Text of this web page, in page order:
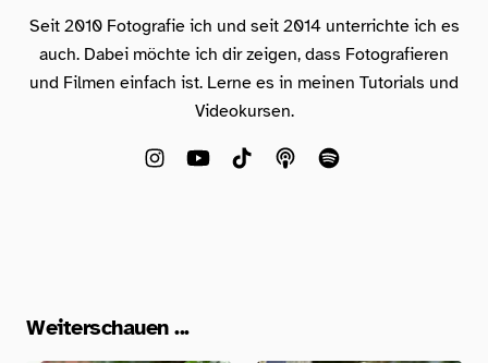
Seit 2010 Fotografie ich und seit 2014 unterrichte ich es
auch. Dabei möchte ich dir zeigen, dass Fotografieren
und Filmen einfach ist. Lerne es in meinen Tutorials und
Videokursen.
Weiterschauen ...